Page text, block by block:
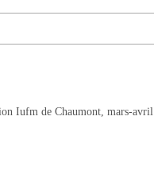
Iufm de Chaumont, mars-avril